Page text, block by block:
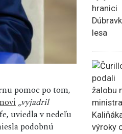
pomoc po tom,
„vyjadril
uviedla v nedeľu
podobnú